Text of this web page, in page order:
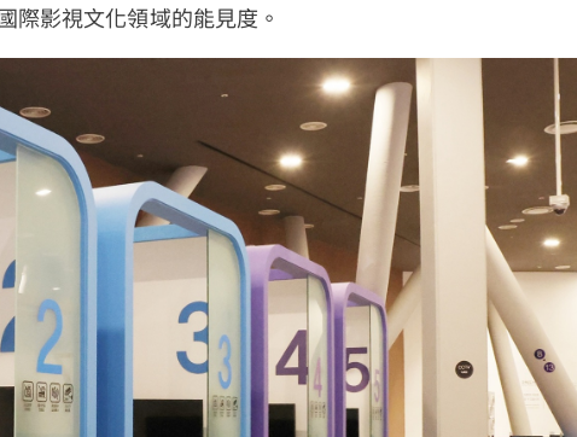
際影視文化領域的能見度。